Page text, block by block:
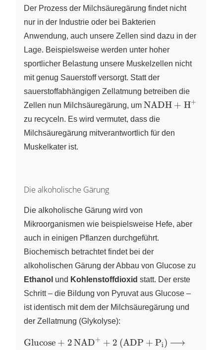
+ 2
(NADH
+ H+) -
> 2
Lactat
+ 2
NAD+}
Der Prozess der Milchsäuregärung findet nicht
nur in der Industrie oder bei Bakterien
Anwendung, auch unsere Zellen sind dazu in der
Lage. Beispielsweise werden unter hoher
sportlicher Belastung unsere Muskelzellen nicht
mit genug Sauerstoff versorgt. Statt der
sauerstoffabhängigen Zellatmung betreiben die
Zellen nun Milchsäuregärung, um \ce{NADH
+ H+}
NADH + HX
+
zu recyceln. Es wird vermutet, dass die
Milchsäuregärung mitverantwortlich für den
Muskelkater ist.
Die alkoholische Gärung
Die alkoholische Gärung wird von
Mikroorganismen wie beispielsweise Hefe, aber
auch in einigen Pflanzen durchgeführt.
Biochemisch betrachtet findet bei der
alkoholischen Gärung der Abbau von Glucose zu
Ethanol und Kohlenstoffdioxid statt. Der erste
Schritt – die Bildung von Pyruvat aus Glucose –
ist identisch mit dem der Milchsäuregärung und
der Zellatmung (Glykolyse):
\ce{Glucose
Glucose + 2NADX
+ + 2 (ADP + PX
i)